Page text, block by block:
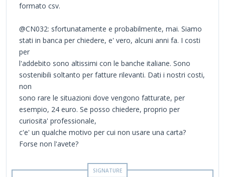
formato csv.
@CN032: sfortunatamente e probabilmente, mai. Siamo
stati in banca per chiedere, e' vero, alcuni anni fa. I costi
per
l'addebito sono altissimi con le banche italiane. Sono
sostenibili soltanto per fatture rilevanti. Dati i nostri costi,
non
sono rare le situazioni dove vengono fatturate, per
esempio, 24 euro. Se posso chiedere, proprio per
curiosita' professionale,
c'e' un qualche motivo per cui non usare una carta?
Forse non l'avete?